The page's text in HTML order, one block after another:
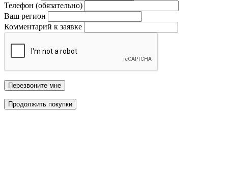
Телефон (обязательно)
Ваш регион
Комментарий к заявке
Перезвоните мне
Продолжить покупки